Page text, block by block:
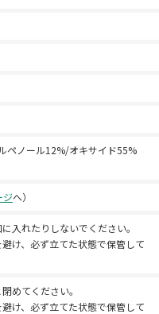
ペノール12%/オキサイド55%
ジへ）
入れたりしないでください。
け、必ず立てた状態で保管して
めてください。
け、必ず立てた状態で保管して